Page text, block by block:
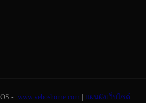
- www.veboshome.com | แผนผังเว็บไซต์